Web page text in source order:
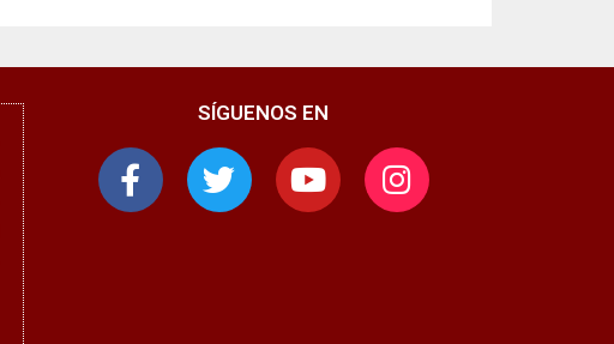
SÍGUENOS EN